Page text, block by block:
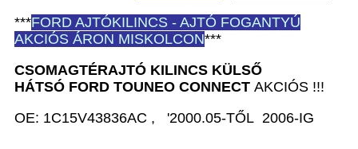
***FORD AJTÓKILINCS - AJTÓ FOGANTYÚ
AKCIÓS ÁRON MISKOLCON***
CSOMAGTÉRAJTÓ KILINCS KÜLSŐ
HÁTSÓ FORD TOUNEO CONNECT AKCIÓS !!!
OE: 1C15V43836AC , '2000.05-TŐL 2006-IG